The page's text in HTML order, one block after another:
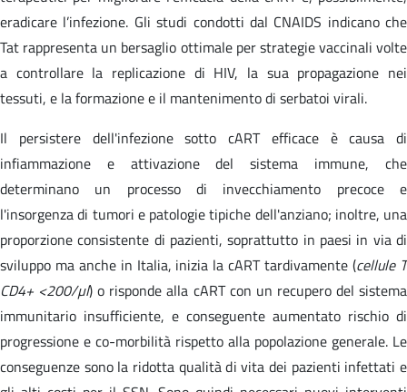
eradicare l’infezione. Gli studi condotti dal CNAIDS indicano che
Tat rappresenta un bersaglio ottimale per strategie vaccinali volte
a controllare la replicazione di HIV, la sua propagazione nei
tessuti, e la formazione e il mantenimento di serbatoi virali.
Il persistere dell'infezione sotto cART efficace è causa di
infiammazione e attivazione del sistema immune, che
determinano un processo di invecchiamento precoce e
l'insorgenza di tumori e patologie tipiche dell'anziano; inoltre, una
proporzione consistente di pazienti, soprattutto in paesi in via di
sviluppo ma anche in Italia, inizia la cART tardivamente (cellule T
CD4+ <200/µl) o risponde alla cART con un recupero del sistema
immunitario insufficiente, e conseguente aumentato rischio di
progressione e co-morbilità rispetto alla popolazione generale. Le
conseguenze sono la ridotta qualità di vita dei pazienti infettati e